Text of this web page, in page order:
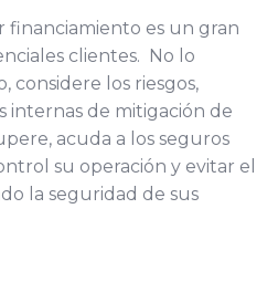
es un gran
clientes. No lo
considere los riesgos,
internas de mitigación de
acuda a los seguros
su operación y evitar el
la seguridad de sus